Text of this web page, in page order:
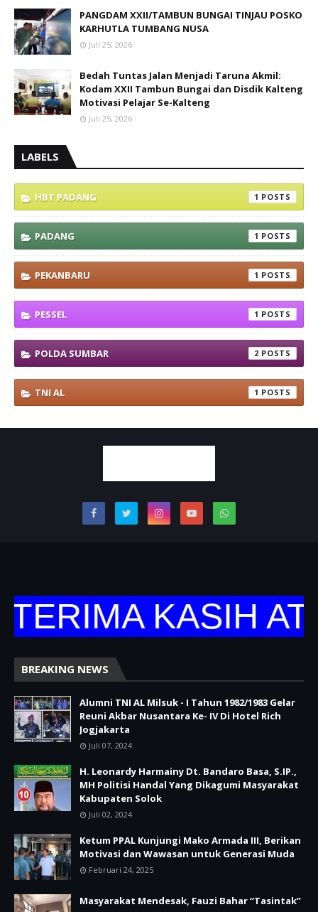
PANGDAM XXII/TAMBUN BUNGAI TINJAU POSKO
KARHUTLA TUMBANG NUSA
Juli 25, 2026
Bedah Tuntas Jalan Menjadi Taruna Akmil:
Kodam XXII Tambun Bungai dan Disdik Kalteng
Motivasi Pelajar Se-Kalteng
Juli 25, 2026
LABELS
HBT PADANG 1
PADANG 1
PEKANBARU 1
PESSEL 1
POLDA SUMBAR 2
TNI AL 1
KASIH
BREAKING NEWS
Alumni TNI AL Milsuk - I Tahun 1982/1983 Gelar
Reuni Akbar Nusantara Ke- IV Di Hotel Rich
Jogjakarta
Juli 07, 2024
H. Leonardy Harmainy Dt. Bandaro Basa, S.IP.,
MH Politisi Handal Yang Dikagumi Masyarakat
Kabupaten Solok
Juli 02, 2024
Ketum PPAL Kunjungi Mako Armada III, Berikan
Motivasi dan Wawasan untuk Generasi Muda
Februari 24, 2025
Masyarakat Mendesak, Fauzi Bahar “Tasintak”